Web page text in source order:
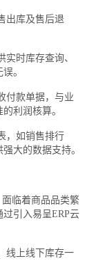
库及售后退
时库存查询、
。
款单据，与业
利润核算。
如销售排行
大的数据支持。
临着商品品类繁
引入易呈ERP云
上线下库存一